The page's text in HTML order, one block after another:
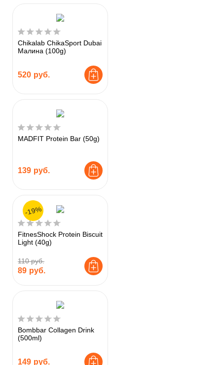
Chikalab ChikaSport Dubai
Малина (100g)
520 руб.
MADFIT Protein Bar (50g)
139 руб.
FitnesShock Protein Biscuit
Light (40g)
110 руб.
89 руб.
-19%
Bombbar Collagen Drink
(500ml)
149 руб.